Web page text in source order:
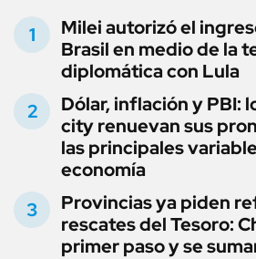
Milei autorizó el
Brasil en medio de la
diplomática con Lula
Dólar, inflación y PBI:
city renuevan sus
las principales
economía
Provincias ya piden
rescates del Tesoro:
primer paso y se